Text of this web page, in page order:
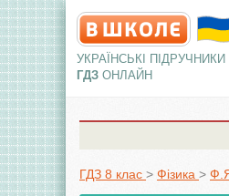
УКРАЇНСЬКІ ПІДРУЧНИКИ
ГДЗ ОНЛАЙН
ГДЗ 8 клас > Фізика >